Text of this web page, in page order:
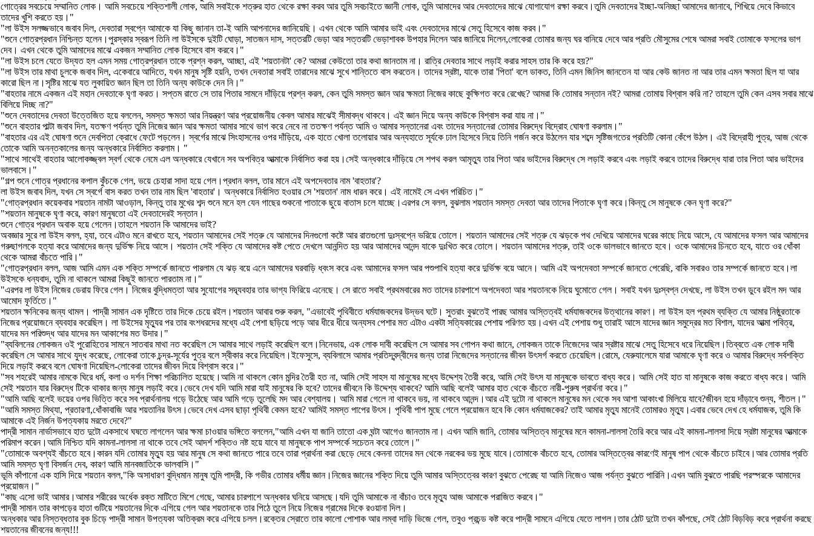
গোত্রের সবচেয়ে সম্মানিত লোক। আমি সবচেয়ে শক্তিশালী লোক, আমি সবাইকে শত্রুর হাত থেকে রক্ষা করব আর তুমি সবচাইতে জ্ঞানী লোক, তুমি আমাদের আর দেবতাদের মাঝে যোগাযোগ রক্ষা করবে।তুমি দেবতাদের ইচ্ছা-অনিচ্ছা আমাদের জানাবে, শিখিয়ে দেবে কিভাবে
তাদের খুশি করতে হয়।"
"লা উইস সলজ্জভাবে জবাব দিল, দেবতারা স্বপ্নে আমাকে যা কিছু জানান তা-ই আমি আপনাদের জানিয়েছি। এখন থেকে আমি আমার ভাই এবং দেবতাদের মাঝে সেতু হিসেবে কাজ করব।"
"শুনে গোত্রপ্রধান নিশ্চিন্ত হলেন।পুরস্কার স্বরূপ তিনি লা উইসকে দুইটি ঘোড়া, সাতজন দাস, সত্তরটি ভেড়া আর সত্তরটি ভেড়াশাবক উপহার দিলেন আর জানিয়ে দিলেন,লোকেরা তোমার জন্য ঘর বানিয়ে দেবে আর প্রতি মৌসুমের শেষে আমরা সবাই তোমাকে ফসলের ভাগ
দেব। এখন থেকে তুমি আমাদের মাঝে একজন সম্মানিত লোক হিসেবে বাস করবে।"
"লা উইস চলে যেতে উদ্যত হল এমন সময় গোত্রপ্রধান তাকে প্রশ্ন করল, আচ্ছা, এই 'শয়তানটা' কে? আমরা কেউতো তার কথা জানতাম না। রাত্রি দেবতার সাথে লড়াই করার সাহস তার কি করে হয়?"
"লা উইস তার মাথা চুলকে জবাব দিল, একেবারে আদিতে, যখন মানুষ সৃষ্টি হয়নি, তখন দেবতারা সবাই তারাদের মাঝে সুখে শান্তিতে বাস করতেন। তাদের স্রষ্টা, যাকে তারা 'পিতা' বলে ডাকত, তিনি এমন জিনিস জানতেন যা আর কেউ জানত না আর তার এমন ক্ষমতা ছিল যা আর
কারো ছিল না।সৃষ্টির মাঝে যত লুকায়িত জ্ঞান ছিল তা তিনি অন্য কাউকে দেন নি।"
"বাহতার নামে একজন এই মহান দেবতাকে ঘৃণা করত। সপ্তম রাতে সে তার পিতার সামনে দাঁড়িয়ে প্রশ্ন করল, কেন তুমি সমস্ত জ্ঞান আর ক্ষমতা নিজের কাছে কুক্ষিগত করে রেখেছ? আমরা কি তোমার সন্তান নই? আমরা তোমায় বিশ্বাস করি না? তাহলে তুমি কেন এসব সবার মাঝে
বিলিয়ে দিচ্ছ না?"
"শুনে দেবতাদের দেবতা উত্তেজিত হয়ে বললেন, সমস্ত ক্ষমতা আর নিয়ন্ত্রণ আর প্রয়োজনীয় কেবল আমার মাঝেই সীমাবদ্ধ থাকবে। এই জ্ঞান দিয়ে অন্য কাউকে বিশ্বাস করা যায় না।"
"শুনে বাহতার পাল্টা জবাব দিল, যতক্ষণ পর্যন্ত তুমি নিজের জ্ঞান আর ক্ষমতা আমার সাথে ভাগ করে নেবে না ততক্ষণ পর্যন্ত আমি ও আমার সন্তানেরা এবং তাদের সন্তানেরা তোমার বিরুদ্ধে বিদ্রোহ ঘোষণা করলাম।"
"বাহতার এর এই ঘোষণা শুনে দেবপিতা ক্রোধে ফেটে পড়লেন। স্বর্গের মাঝে সিংহাসনের ওপর দাঁড়িয়ে, এক হাতে খোলা তলোয়ার আর অন্যহাতে সূর্যকে ঢাল হিসেবে নিয়ে তিনি গর্জন করে উঠলেন যার শব্দে সৃষ্টিজগতের প্রতিটি কোনা কেঁপে উঠল। এই বিদ্রোহী পুত্র, আজ থেকে
তোকে আমি অনন্তকালের জন্য অন্ধকারে নির্বাসিত করলাম। "
"সাথে সাথেই বাহতার আলোকজ্জ্বল স্বর্গ থেকে নেমে এল অন্ধকারে যেখানে সব অপবিত্র আত্মাকে নির্বাসিত করা হয়।সেই অন্ধকারে দাঁড়িয়ে সে শপথ করল আমৃত্যু তার পিতা আর ভাইদের বিরুদ্ধে সে লড়াই করবে এবং লড়াই করবে তাদের বিরুদ্ধে যারা তার পিতা আর ভাইদের
ভালবাসে।"
"গল্প শুনে গোত্র প্রধানের কপাল কুঁচকে গেল, ভয়ে চেহারা সাদা হয়ে গেল।প্রধান বলল, তার মানে এই অপদেবতার নাম 'বাহতার'?
লা উইস জবাব দিল, যখন সে স্বর্গে বাস করত তখন তার নাম ছিল 'বাহতার'। অন্ধকারে নির্বাসিত হওয়ার সে 'শয়তান' নাম ধারন করে। এই নামেই সে এখন পরিচিত।"
"গোত্রপ্রধান কয়েকবার শয়তান নামটা আওড়াল, কিন্তু তার মুখের শব্দ শুনে মনে হল যেন গাছের শুকনো পাতাকে ছুয়ে বাতাস চলে যাচ্ছে।এরপর সে বলল, বুঝলাম শয়তান সমস্ত দেবতা আর তাদের পিতাকে ঘৃণা করে।কিন্তু সে মানুষকে কেন ঘৃণা করে?"
"শয়তান মানুষকে ঘৃণা করে, কারণ মানুষতো এই দেবতাদেরই সন্তান।
শুনে গোত্র প্রধান অবাক হয়ে গেলেন।তাহলে শয়তান কি আমাদের ভাই?
অবজ্ঞার সুরে লা উইস বলল, হ্যা, তবে এটাও মনে রাখতে হবে, শয়তান আমাদের সেই শত্রু যে আমাদের দিনগুলো কষ্টে আর রাতগুলো দুঃস্বপ্নে ভরিয়ে তোলে। শয়তান আমাদের সেই শত্রু যে ঝড়কে পথ দেখিয়ে আমাদের ঘরের কাছে নিয়ে আসে, যে আমাদের ফসল আর আমাদের
গরুছাগলকে হত্যা করে আমাদের জন্য দুর্ভিক্ষ নিয়ে আসে। শয়তান সেই শক্তি যে আমাদের কষ্ট পেতে দেখলে আনন্দিত হয় আর আমাদের আনন্দ যাকে দুঃখিত করে তোলে। শয়তান আমাদের শত্রু, তাই ওকে ভালভাবে জানতে হবে। ওকে আমাদের চিনতে হবে, যাতে ওর ধোঁকা
থেকে আমরা বাঁচতে পারি।"
"গোত্রপ্রধান বলল, আজ আমি এমন এক শক্তি সম্পর্কে জানতে পারলাম যে ঝড় বয়ে এনে আমাদের ঘরবাড়ি ধ্বংস করে এবং আমাদের ফসল আর পশুপাখি হত্যা করে দুর্ভিক্ষ বয়ে আনে। আমি এই অপদেবতা সম্পর্কে জানতে পেরেছি, বাকি সবারও তার সম্পর্কে জানতে হবে।লা
উইসকে ধন্যবাদ, তুমি না থাকলে আমরা কিছুই জানতে পারতাম না।"
"এরপর লা উইস নিজের ডেরায় ফিরে গেল। নিজের বুদ্ধিমত্তা আর সুযোগের সদ্ব্যবহার তার ভাগ্য ফিরিয়ে এনেছে। সে রাতে সবাই প্রথমবারের মত তাদের চারপাশে অপদেবতা আর শয়তানকে নিয়ে ঘুমোতে গেল। সবাই যখন দুঃস্বপ্ন দেখছে, লা উইস তখন ডুবে রইল মদ আর
আমোদ ফূর্তিতে।"
শয়তান ক্ষনিকের জন্য থামল। পাদ্রী সামান এক দৃষ্টিতে তার দিকে চেয়ে রইল।শয়তান আবার শুরু করল, "এভাবেই পৃথিবীতে ধর্মযাজকদের উদ্ভব ঘটে। সুতরাং বুঝতেই পারছ আমার অস্তিত্বই ধর্মযাজকদের উত্থানের কারণ। লা উইস হল প্রথম ব্যক্তি যে আমার নিষ্ঠুরতাকে
নিজের প্রয়োজনে ব্যবহার করেছিল। লা উইসের মৃত্যুর পর তার বংশধরদের মধ্যে এই পেশা ছড়িয়ে পড়ে আর ধীরে ধীরে অন্যসব পেশার মত এটাও একটা সত্যিকারের পেশায় পরিণত হয়।এখন এই পেশায় শুধু তারাই আসে যাদের জ্ঞান সমুদ্রের মত বিশাল, যাদের আত্মা পবিত্র,
যাদের মন পরিশুদ্ধ আর যাদের মন আকাশের মত উদার।"
"ব্যবিলনের লোকজন ওই পুরোহিতের সামনে সাতবার মাথা নত করেছিল সে আমার সাথে লড়াই করেছিল বলে।নিনেভায়, এক লোক দাবী করেছিল সে আমার সব গোপন কথা জানে, লোকজন তাকে নিজেদের আর স্রষ্টার মাঝে সেতু হিসেবে ধরে নিয়েছিল।তিব্বতে এক লোক দাবী
করেছিল সে আমার সাথে যুদ্ধ করেছে, লোকেরা তাকে চন্দ্র-সূর্যের পুত্র বলে স্বীকার করে নিয়েছিল।ইফেসুসে, ব্যবিলাসে আমার প্রতিদ্বন্দ্বীদের জন্য তারা নিজেদের সন্তানের জীবন উৎসর্গ করতে চেয়েছিল।রোমে, যেরুযালেমে যারা আমাকে ঘৃণা করে ও আমার বিরুদ্ধে সর্বশক্তি
দিয়ে লড়াই করবে বলে ঘোষণা দিয়েছিল-লোকেরা তাদের জীবন দিয়ে বিশ্বাস করে।"
"সব শহরেই আমার নামকে ঘিরে ধর্ম, কলা ও দর্শন শিক্ষা পরিচালিত হয়েছে।আমি না থাকলে কোন মন্দির তৈরী হত না, আমি সেই সাহস যা মানুষের মধ্যে উদ্দেশ্য তৈরী করে, আমি সেই উৎস যা মানুষকে ভাবতে বাধ্য করে। আমি সেই হাত যা মানুষকে কাজ করতে বাধ্য করে। আমি
সেই শয়তান যার বিরুদ্ধে টিকে থাকার জন্য মানুষ লড়াই করে।ভেবে দেখ যদি আমি মারা যাই মানুষের কি হবে? তাদের জীবনে কি উদ্দেশ্য থাকবে? আমি আছি বলেই আমার হাত থেকে বাঁচতে নারী-পুরুষ প্রার্থনা করে।"
"আমি আছি বলেই ভয়ের ওপর ভিত্তি করে সব প্রার্থনালয় গড়ে উঠেছে আর আমি গড়ে তুলেছি মদ আর বেশ্যালয়। আমি মারা গেলে না থাকবে ভয়, না থাকবে আনন্দ।আর এই দুটো না থাকলে মানুষের মন থেকে সব আশা আকাংখা মিলিয়ে যাবে?জীবন হয়ে দাঁড়াবে শুন্য, শীতল।"
"আমি সমস্ত মিথ্যা, প্রতারণা,ধোঁকাবাজি আর শয়তানির উৎস।ভেবে দেখ এসব ছাড়া পৃথিবী কেমন হবে? আমিই সমস্ত পাপের উৎস। পৃথিবী পাপ মুছে গেলে প্রয়োজন হবে কি কোন ধর্মযাজকের? তাই আমার মৃত্যু মানেই তোমারও মৃত্যু।এবার ভেবে দেখ হে ধর্মযাজক, তুমি কি
আমাকে এই নির্জন উপত্যকায় মরতে দেবে?"
পাদ্রী সামান নার্ভাসভাবে হাত দুটো একসাথে ঘষতে লাগলেন আর ক্ষমা চাওয়ার ভঙ্গিতে বললেন,"আমি এখন যা জানি তাতো এক ঘন্টা আগেও জানতাম না। এখন আমি জানি, তোমার অস্তিত্ব মানুষের মনে কামনা-লালসা তৈরি করে আর এই কামনা-লালসা দিয়ে স্রষ্টা মানুষের আত্মাকে
পরিমাপ করেন।আমি নিশ্চিত যদি কামনা-লালসা না থাকে তবে সেই আদর্শ শক্তিও নষ্ট হয়ে যাবে যা মানুষকে পাপ সম্পর্কে সচেতন করে তোলে।"
"তোমাকে অবশ্যই বাঁচতে হবে।কারন যদি তোমার মৃত্যু হয় আর মানুষ সে কথা জানতে পারে তবে তারা প্রার্থনা করা ছেড়ে দেবে কেননা তাদের মন থেকে নরকের ভয় মুছে যাবে।তোমাকে বাঁচতে হবে, তোমার অস্তিত্বের কারণেই মানুষ পাপ থেকে বাঁচতে চাইবে।আর তোমার প্রতি
আমি সমস্ত ঘৃণা বিসর্জন দেব, কারণ আমি মানবজাতিকে ভালবাসি।"
ভূমি কাঁপানো এক হাসি দিয়ে শয়তান বলল,"কি অসাধারণ বুদ্ধিমান মানুষ তুমি পাদ্রী, কি গভীর তোমার ধর্মীয় জ্ঞান।নিজের জ্ঞানের শক্তি দিয়ে তুমি আমার অস্তিত্বের কারণ বুঝতে পেরেছ যা আমি নিজেও আজ পর্যন্ত বুঝতে পারিনি।এখন আমি বুঝতে পারছি পরস্পরকে আমাদের
প্রয়োজন।"
"কাছ এসো ভাই আমার।আমার শরীরের অর্ধেক রক্ত মাটিতে মিশে গেছে, আমার চারপাশে অন্ধকার ঘনিয়ে আসছে।যদি তুমি আমাকে না বাঁচাও তবে মৃত্যু আজ আমাকে পরাজিত করবে।"
পাদ্রী সামান তার কাপড়ের হাতা গুটিয়ে শয়তানের দিকে এগিয়ে গেল আর শয়তানকে তার পিঠে তুলে নিয়ে নিজের গ্রামের দিকে রওয়ানা দিল।
অন্ধকার আর নিস্তব্ধতার বুক চিড়ে পাদ্রী সামান উপত্যকা অতিক্রম করে এগিয়ে চলল।রক্তের স্রোতে তার কালো পোশাক আর লম্বা দাড়ি ভিজে গেল, তবুও প্রচন্ড কষ্ট করে পাদ্রী সামনে এগিয়ে যেতে লাগল।তার ঠোট দুটো তখন কাঁপছে, সেই ঠোট বিড়বিড় করে প্রার্থনা করছে
শয়তানের জীবনের জন্য!!!